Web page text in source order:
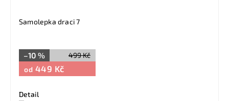
Samolepka draci 7
499 Kč
–10 %
od 449 Kč
Detail